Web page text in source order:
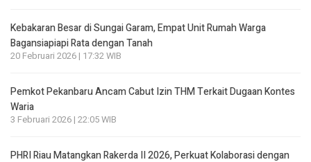
Kebakaran Besar di Sungai Garam, Empat Unit Rumah Warga
Bagansiapiapi Rata dengan Tanah
20 Februari 2026 | 17:32 WIB
Pemkot Pekanbaru Ancam Cabut Izin THM Terkait Dugaan Kontes
Waria
3 Februari 2026 | 22:05 WIB
PHRI Riau Matangkan Rakerda II 2026, Perkuat Kolaborasi dengan